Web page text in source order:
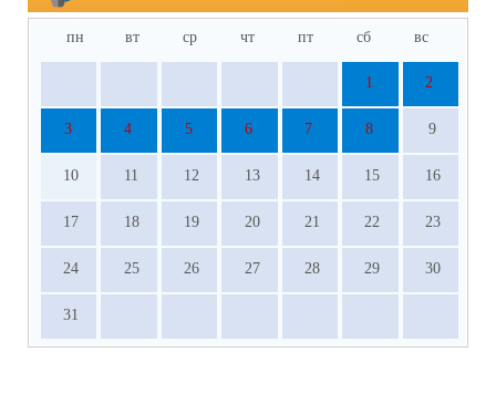
пн вт ср чт пт сб вс
1 2
3 4 5 6 7 8 9
10 11 12 13 14 15 16
17 18 19 20 21 22 23
24 25 26 27 28 29 30
31